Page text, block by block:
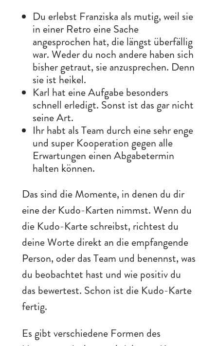
Du erlebst Franziska als mutig, weil sie
in einer Retro eine Sache
angesprochen hat, die längst überfällig
war. Weder du noch andere haben sich
bisher getraut, sie anzusprechen. Denn
sie ist heikel.
Karl hat eine Aufgabe besonders
schnell erledigt. Sonst ist das gar nicht
seine Art.
Ihr habt als Team durch eine sehr enge
und super Kooperation gegen alle
Erwartungen einen Abgabetermin
halten können.
Das sind die Momente, in denen du dir
eine der Kudo-Karten nimmst. Wenn du
die Kudo-Karte schreibst, richtest du
deine Worte direkt an die empfangende
Person, oder das Team und benennst, was
du beobachtet hast und wie positiv du
das bewertest. Schon ist die Kudo-Karte
fertig.
Es gibt verschiedene Formen des